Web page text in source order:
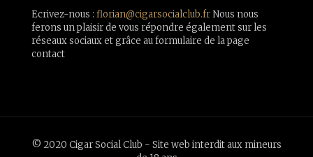
Ecrivez-nous : florian@cigarsocialclub.frNous nous
ferons un plaisir de vous répondre également sur les
réseaux sociaux et grâce au formulaire de la page
contact
© 2020 Cigar Social Club - Site web interdit aux mineurs